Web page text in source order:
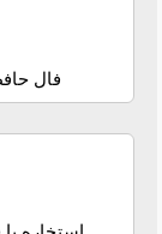
فال